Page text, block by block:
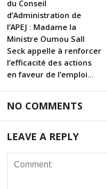
du Conseil
d’Administration de
l’APEJ : Madame la
Ministre Oumou Sall
Seck appelle à renforcer
l’efficacité des actions
en faveur de l’emploi...
NO COMMENTS
LEAVE A REPLY